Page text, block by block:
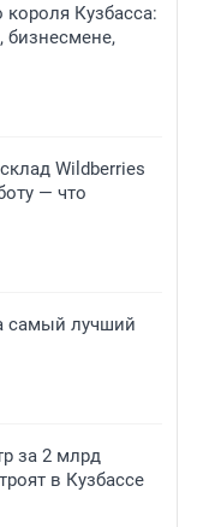
Кузбасса:
Wildberries
— что
самый лучший
за 2 млрд
в Кузбассе